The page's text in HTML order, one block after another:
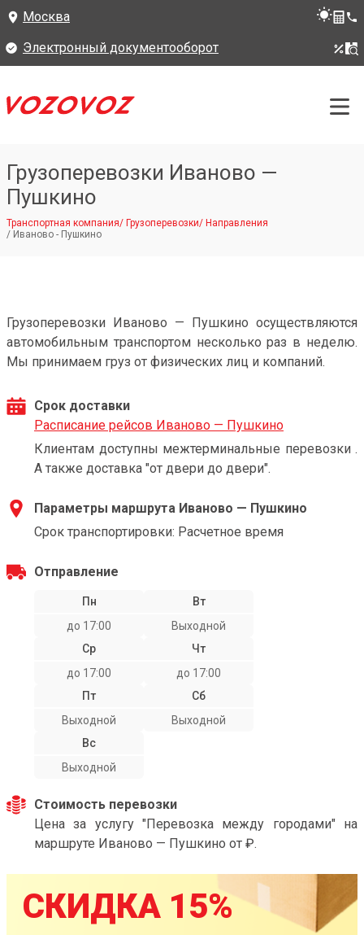
Москва
Электронный документооборот
Грузоперевозки Иваново —
Пушкино
Транспортная компания/ Грузоперевозки/ Направления
/ Иваново - Пушкино
Грузоперевозки Иваново — Пушкино осуществляются
автомобильным транспортом несколько раз в неделю.
Мы принимаем груз от физических лиц и компаний.
Срок доставки
Расписание рейсов Иваново — Пушкино
Клиентам доступны межтерминальные перевозки .
А также доставка "от двери до двери".
Параметры маршрута Иваново — Пушкино
Срок транспортировки: Расчетное время
Отправление
Пн
до 17:00
Вт
Выходной
Ср
до 17:00
Чт
до 17:00
Пт
Выходной
Сб
Выходной
Вс
Выходной
Стоимость перевозки
Цена за услугу "Перевозка между городами" на
маршруте Иваново — Пушкино от ₽.
СКИДКА 15%